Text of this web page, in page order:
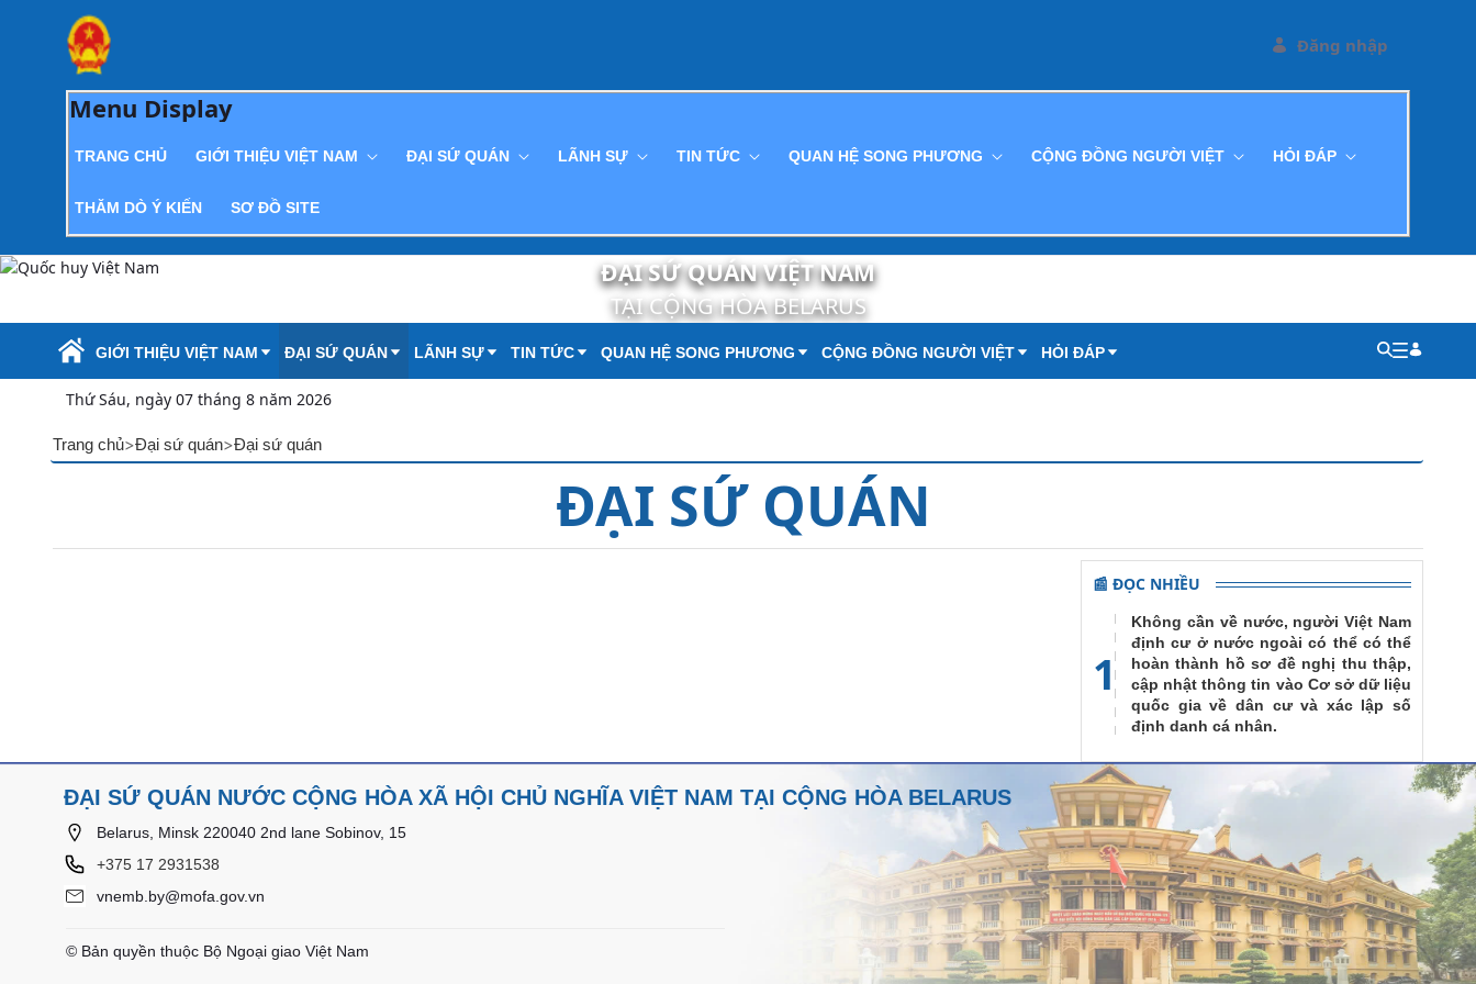
Skip to Main Content
Đăng nhập
Menu Display
TRANG CHỦ GIỚI THIỆU VIỆT NAM ĐẠI SỨ QUÁN LÃNH SỰ TIN TỨC QUAN HỆ SONG PHƯƠNG CỘNG ĐỒNG NGƯỜI VIỆT HỎI ĐÁP
THĂM DÒ Ý KIẾN SƠ ĐỒ SITE
ĐẠI SỨ QUÁN VIỆT NAM
TẠI CỘNG HÒA BELARUS
GIỚI THIỆU VIỆT NAM ĐẠI SỨ QUÁN LÃNH SỰ TIN TỨC QUAN HỆ SONG PHƯƠNG CỘNG ĐỒNG NGƯỜI VIỆT HỎI ĐÁP
Thứ Sáu, ngày 07 tháng 8 năm 2026
Trang chủ>Đại sứ quán>Đại sứ quán
ĐẠI SỨ QUÁN
📰 ĐỌC NHIỀU
1
Không cần về nước, người Việt Nam
định cư ở nước ngoài có thể có thể
hoàn thành hồ sơ đề nghị thu thập,
cập nhật thông tin vào Cơ sở dữ liệu
quốc gia về dân cư và xác lập số
định danh cá nhân.
ĐẠI SỨ QUÁN NƯỚC CỘNG HÒA XÃ HỘI CHỦ NGHĨA VIỆT NAM TẠI CỘNG HÒA BELARUS
Belarus, Minsk 220040 2nd lane Sobinov, 15
+375 17 2931538
vnemb.by@mofa.gov.vn
© Bản quyền thuộc Bộ Ngoại giao Việt Nam